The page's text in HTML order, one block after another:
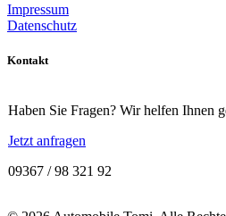
Impressum
Datenschutz
Kontakt
Haben Sie Fragen? Wir helfen Ihnen
Jetzt anfragen
09367 / 98 321 92